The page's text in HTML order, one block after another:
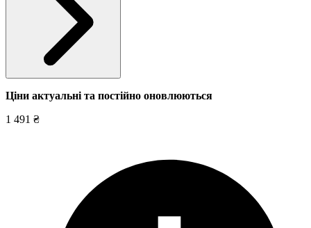
Ціни актуальні та постійно оновлюються
1 491 ₴